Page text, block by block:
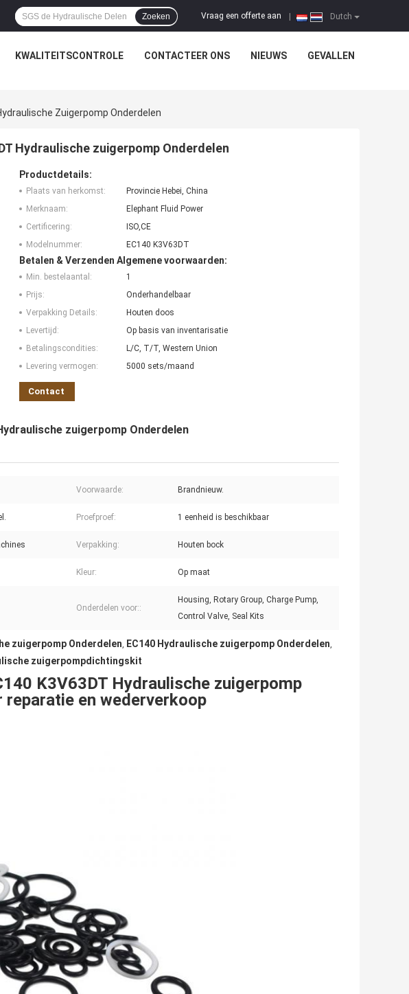
Dutch
Vraag een offerte aan
Zoeken
KWALITEITSCONTROLE CONTACTEER ONS NIEUWS GEVALLEN
Zuigerpomp Onderdelen
Hydraulische zuigerpomp Onderdelen
Productdetails:
Plaats van herkomst:
Provincie Hebei, China
Merknaam:
Elephant Fluid Power
Certificering:
ISO,CE
Modelnummer:
EC140 K3V63DT
Betalen & Verzenden Algemene voorwaarden:
Min. bestelaantal:
1
Prijs:
Onderhandelbaar
Verpakking Details:
Houten doos
Levertijd:
Op basis van inventarisatie
Betalingscondities:
L/C, T/T, Western Union
Levering vermogen:
5000 sets/maand
Contact
zuigerpomp Onderdelen
Voorwaarde: Brandnieuw.
Proefproef: 1 eenheid is beschikbaar
Verpakking: Houten bock
Kleur: Op maat
Onderdelen voor::
Housing, Rotary Group, Charge Pump,
Control Valve, Seal Kits
zuigerpomp Onderdelen, EC140 Hydraulische zuigerpomp Onderdelen,
zuigerpompdichtingskit
K3V63DT Hydraulische zuigerpomp
en wederverkoop